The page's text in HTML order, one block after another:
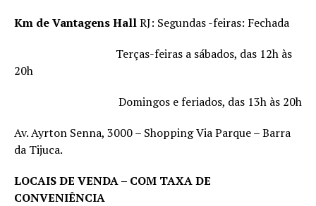
Km de Vantagens HallRJ: Segundas -feiras: Fechada
Terças-feiras a sábados, das 12h às
20h
Domingos e feriados, das 13h às 20h
Av. Ayrton Senna, 3000 – Shopping Via Parque – Barra
da Tijuca.
LOCAIS DE VENDA – COM TAXA DE
CONVENIÊNCIA